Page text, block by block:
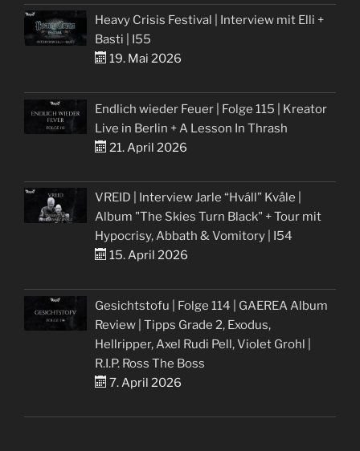
Heavy Crisis Festival | Interview mit Elli +
Basti | I55
19. Mai 2026
Endlich wieder Feuer | Folge 115 | Kreator
Live in Berlin + A Lesson In Thrash
21. April 2026
VREID | Interview Jarle “Hváll” Kvåle |
Album "The Skies Turn Black" + Tour mit
Hypocrisy, Abbath & Vomitory | I54
15. April 2026
Gesichtstofu | Folge 114 | GAEREA Album
Review | Tipps Grade 2, Exodus,
Hellripper, Axel Rudi Pell, Violet Grohl |
R.I.P. Ross The Boss
7. April 2026